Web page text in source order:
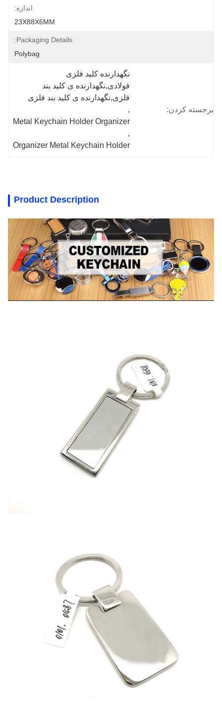
اندازه:
23X88X6MM
Packaging Details:
Polybag
برجسته کردن:
نگهدارنده کلید فلزی
فولادی,نگهدارنده ی کلید بند
فلزی,نگهدارنده ی کلید بند فلزی
,
Metal Keychain Holder Organizer
,
Organizer Metal Keychain Holder
Product Description